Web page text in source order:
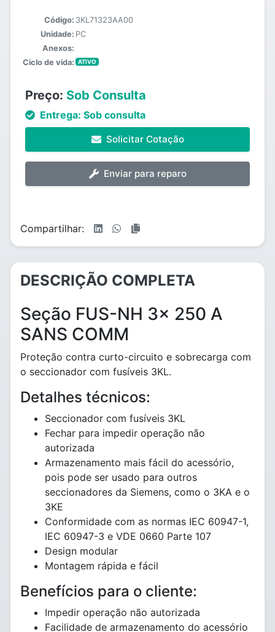
Código: 3KL71323AA00
Unidade: PC
Anexos:
Ciclo de vida:
ATIVO
Preço: Sob Consulta
Entrega: Sob consulta
Solicitar Cotação
Enviar para reparo
Compartilhar:
DESCRIÇÃO COMPLETA
Seção FUS-NH 3x 250 A
SANS COMM
Proteção contra curto-circuito e sobrecarga com
o seccionador com fusíveis 3KL.
Detalhes técnicos:
Seccionador com fusíveis 3KL
Fechar para impedir operação não
autorizada
Armazenamento mais fácil do acessório,
pois pode ser usado para outros
seccionadores da Siemens, como o 3KA e o
3KE
Conformidade com as normas IEC 60947-1,
IEC 60947-3 e VDE 0660 Parte 107
Design modular
Montagem rápida e fácil
Benefícios para o cliente:
Impedir operação não autorizada
Facilidade de armazenamento do acessório